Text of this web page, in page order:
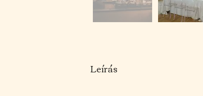
Leírás